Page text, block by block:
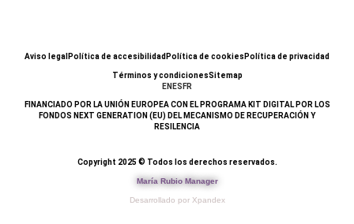
Aviso legal Política de accesibilidad Política de cookies Política de privacidad
Términos y condicionesSitemap
EN ES FR
FINANCIADO POR LA UNIÓN EUROPEA CON EL PROGRAMA KIT DIGITAL POR LOS
FONDOS NEXT GENERATION (EU) DEL MECANISMO DE RECUPERACIÓN Y
RESILENCIA
Copyright 2025 © Todos los derechos reservados.
María Rubio Manager
Desarrollado por Xpandex